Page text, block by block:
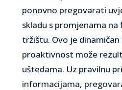
ponovno pregovarati
skladu s promjenama na
tržištu. Ovo je dinamičan
proaktivnost može
uštedama. Uz pravilnu
informacijama,